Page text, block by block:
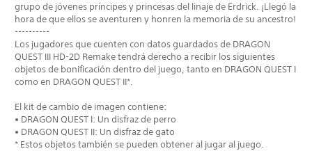
grupo de jóvenes príncipes y princesas del linaje de Erdrick. ¡Llegó la
hora de que ellos se aventuren y honren la memoria de su ancestro!
----------
Los jugadores que cuenten con datos guardados de DRAGON
QUEST III HD-2D Remake tendrá derecho a recibir los siguientes
objetos de bonificación dentro del juego, tanto en DRAGON QUEST I
como en DRAGON QUEST II*.
El kit de cambio de imagen contiene:
• DRAGON QUEST I: Un disfraz de perro
• DRAGON QUEST II: Un disfraz de gato
* Estos objetos también se pueden obtener al jugar al juego.